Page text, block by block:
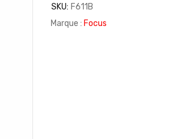
SKU: F611B
Marque : Focus